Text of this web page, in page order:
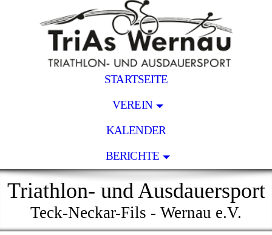
STARTSEITE
VEREIN
KALENDER
BERICHTE
Triathlon- und Ausdauersport
Teck-Neckar-Fils - Wernau e.V.